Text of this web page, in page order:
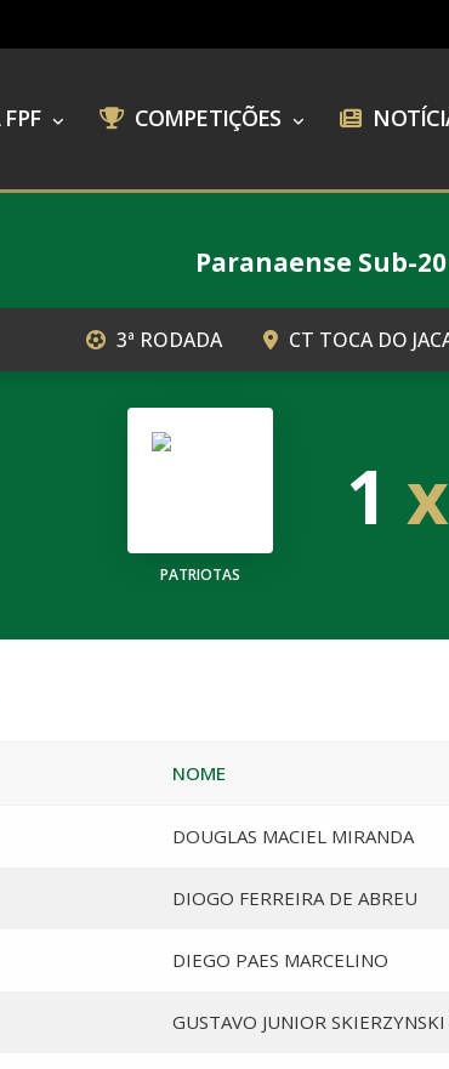
COMPETIÇÕES
Paranaense Sub-
3ª RODADA CT TOCA DO
PATRIOTAS
1 x
NOME
DOUGLAS MACIEL MIRANDA
DIOGO FERREIRA DE ABREU
DIEGO PAES MARCELINO
GUSTAVO JUNIOR